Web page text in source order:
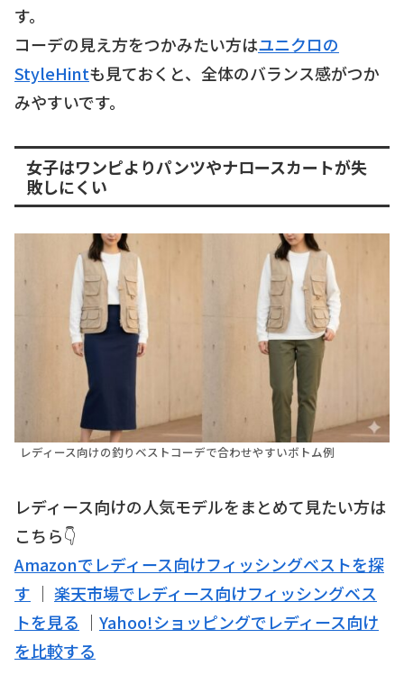
す。
コーデの見え方をつかみたい方はユニクロの
StyleHintも見ておくと、全体のバランス感がつか
みやすいです。
女子はワンピよりパンツやナロースカートが失
敗しにくい
レディース向けの釣りベストコーデで合わせやすいボトム例
レディース向けの人気モデルをまとめて見たい方は
こちら👇
Amazonでレディース向けフィッシングベストを探
す ｜ 楽天市場でレディース向けフィッシングベス
トを見る ｜ Yahoo!ショッピングでレディース向け
を比較する